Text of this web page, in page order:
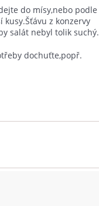
do mísy,nebo podle
z konzervy
salát nebyl tolik suchý.
dochuťte,popř.